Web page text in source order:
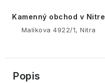
Kamenný obchod v Nitre
Malíkova 4922/1, Nitra
Popis